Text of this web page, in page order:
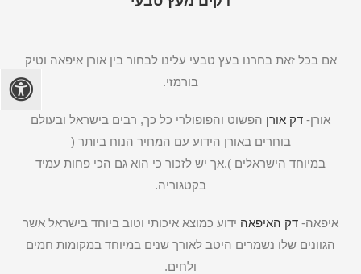
אם בכל זאת בחרנו בעץ טבעי עלינו לבחור בין אורן איפאה וטיק
בורמזי.
אורן- דק אורן הפשוט והפופולרי כל כך, רבים בישראל ובעולם
בוחרים באורן הידוע עם המחיר הנוח ביותר (
במיוחד הישראלים ).אך יש לזכור כי הוא גם הכי פחות עמיד
בקטגוריה.
איפאה- דק האיפאה ידוע כמוצא איכותי וטוב ביוחד בישראל אשר
הגוונים שלו נשמרים היטב לאורך שנים במיוחד במקומות חמים
ולחים.